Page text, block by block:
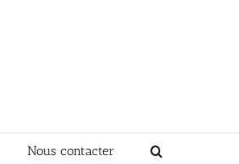
Nous contacter